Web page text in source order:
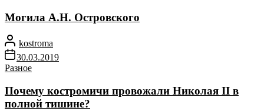
Могила А.Н. Островского
kostroma
30.03.2019
Разное
Почему костромичи провожали Николая II в
полной тишине?